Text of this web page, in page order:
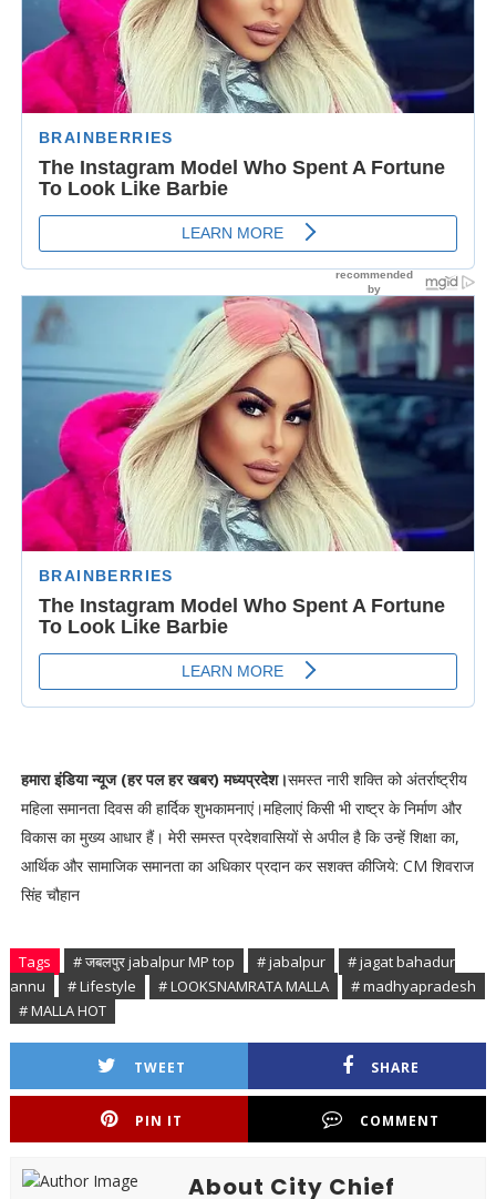
हमारा इंडिया न्यूज (हर पल हर खबर) मध्यप्रदेश।समस्त नारी शक्ति को अंतर्राष्ट्रीय
महिला समानता दिवस की हार्दिक शुभकामनाएं।महिलाएं किसी भी राष्ट्र के निर्माण और
विकास का मुख्य आधार हैं। मेरी समस्त प्रदेशवासियों से अपील है कि उन्हें शिक्षा का,
आर्थिक और सामाजिक समानता का अधिकार प्रदान कर सशक्त कीजिये: CM शिवराज
सिंह चौहान
Tags # जबलपुर jabalpur MP top # jabalpur
# jagat bahadur
annu
# Lifestyle # LOOKSNAMRATA MALLA
# madhyapradesh
# MALLA HOT
TWEET SHARE
PIN IT COMMENT
About City Chief